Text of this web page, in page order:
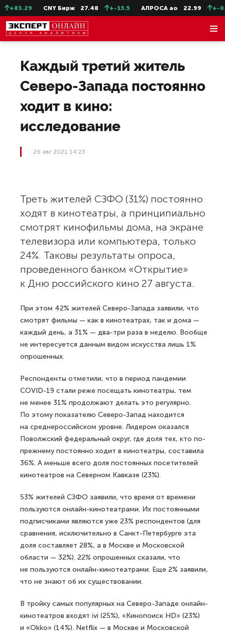
+83.29 CNY Бирж 27.48 +-15.5 АЛРОСА ао 22.99 +-0.11
Каждый третий житель
Северо-Запада постоянно
ходит в кино:
исследование
26 авг 2021 14:23
Треть жителей СЗФО (31%) постоянно
ходят в кинотеатры, а принципиально
смотрят кинофильмы дома, на экране
телевизора или компьютера, только
24%. Таковы результаты опроса,
проведенного банком «Открытие»
к Дню российского кино 27 августа.
При этом 42% жителей Северо-Запада заявили, что
смотрят фильмы — как в кинотеатрах, так и дома —
каждый день, а 31% — два-три раза в неделю. Вообще
не интересуется данным видом искусства лишь 1%
опрошенных.
Респонденты отметили, что в период пандемии
COVID-19 стали реже посещать кинотеатры, тем
не менее 31% продолжают делать это регулярно.
По этому показателю Северо-Запад находится
на среднероссийском уровне. Лидером оказался
Поволжский федеральный округ, где доля тех, кто по-
прежнему постоянно ходит в кинотеатры, составила
36%. А меньше всего доля постоянных посетителей
кинотеатров на Северном Кавказе (23%).
53% жителей СЗФО заявили, что время от времени
пользуются онлайн-кинотеатрами. Их постоянными
подписчиками являются уже 23% респондентов (для
сравнения, исключительно в Санкт-Петербурге эта
доля составляет 28%, а в Москве и Московской
области — 32%). 22% опрошенных сказали, что
не пользуются онлайн-кинотеатрами. Еще 2% заявили,
что не знают об их существовании.
В тройку самых популярных на Северо-Западе онлайн-
кинотеатров входят ivi (25%), «Кинопоиск HD» (23%)
и «Okko» (14%). Netflix — в Москве и Московской